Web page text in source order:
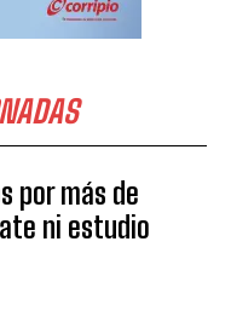
por más de
ni estudio